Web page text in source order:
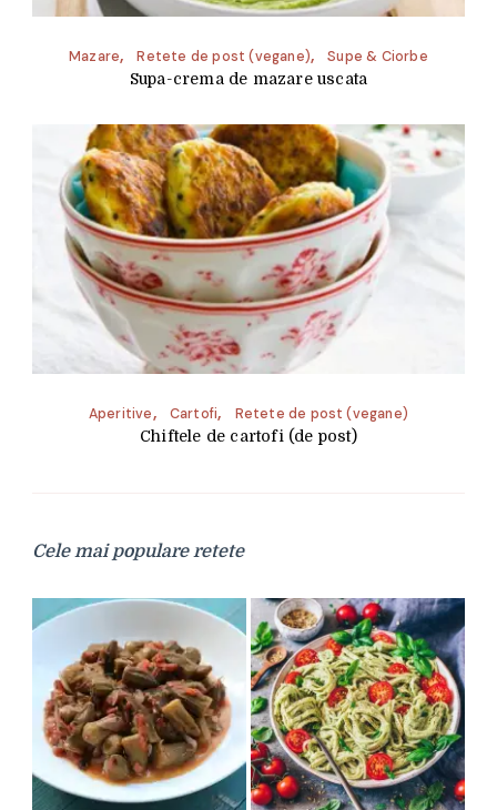
Mazare Retete de post (vegane)
Supe & Ciorbe
Supa-crema de mazare uscata
Aperitive Cartofi
Retete de post (vegane)
Chiftele de cartofi (de post)
Cele mai populare retete